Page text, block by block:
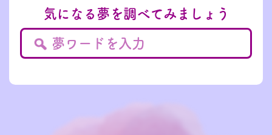
気になる夢を調べてみましょう